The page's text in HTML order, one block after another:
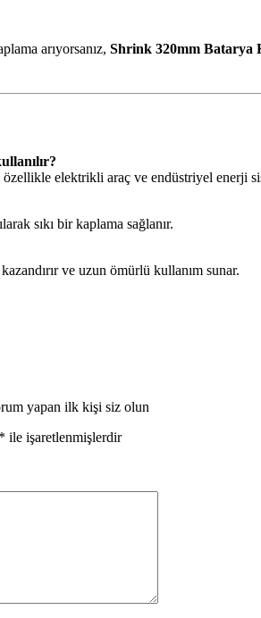
arıyorsanız, Shrink 320mm Batarya
elektrikli araç ve endüstriyel enerji
sıkı bir kaplama sağlanır.
ve uzun ömürlü kullanım sunar.
yapan ilk kişi siz olun
* ile işaretlenmişlerdir